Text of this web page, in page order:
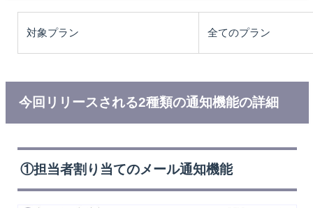
対象プラン 全てのプラン
今回リリースされる2種類の通知機能の詳細
①担当者割り当てのメール通知機能